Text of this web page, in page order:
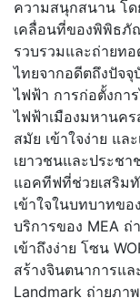
ความสนุกสนาน โด
เคลื่อนที่ของพิพิธภั
รวบรวมและถ่ายทอ
ไทยจากอดีตถึงปัจจุ
ไฟฟ้า การก่อตั้งกา
ไฟฟ้าเมืองมหานคร
สมัย เข้าใจง่าย แล
เยาวชนและประช
แอคทีฟที่ช่วยเสริม
เข้าใจในบทบาทข
บริการของ MEA
เข้าถึงง่าย โซน
สร้างจินตนาการแล
Landmark ถ่ายภา